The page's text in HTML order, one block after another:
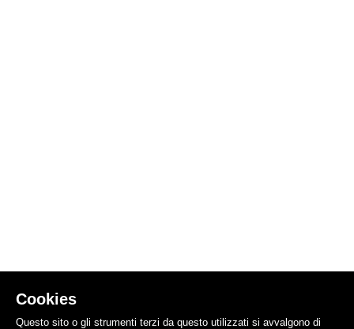
Cookies
Questo sito o gli strumenti terzi da questo utilizzati si avvalgono di